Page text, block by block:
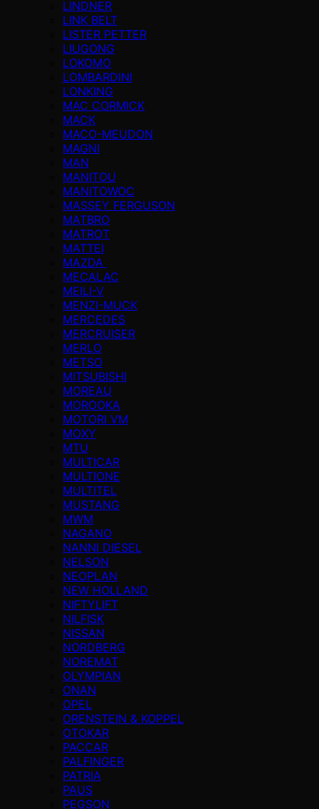
LINDNER
LINK BELT
LISTER PETTER
LIUGONG
LOKOMO
LOMBARDINI
LONKING
MAC CORMICK
MACK
MACO-MEUDON
MAGNI
MAN
MANITOU
MANITOWOC
MASSEY FERGUSON
MATBRO
MATROT
MATTEI
MAZDA
MECALAC
MEILI-V
MENZI-MUCK
MERCEDES
MERCRUISER
MERLO
METSO
MITSUBISHI
MOREAU
MOROOKA
MOTORI VM
MOXY
MTU
MULTICAR
MULTIONE
MULTITEL
MUSTANG
MWM
NAGANO
NANNI DIESEL
NELSON
NEOPLAN
NEW HOLLAND
NIFTYLIFT
NILFISK
NISSAN
NORDBERG
NOREMAT
OLYMPIAN
ONAN
OPEL
ORENSTEIN & KOPPEL
OTOKAR
PACCAR
PALFINGER
PATRIA
PAUS
PEGSON